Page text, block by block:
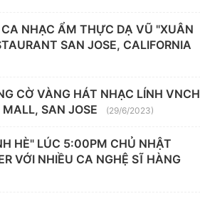
NHẠC ẨM THỰC DẠ VŨ "XUÂN
SAN JOSE, CALIFORNIA
CỜ VÀNG HÁT NHẠC LÍNH VNCH
SAN JOSE
(29/6/2023)
HÈ" LÚC 5:00PM CHỦ NHẬT
VỚI NHIỀU CA NGHỆ SĨ HÀNG